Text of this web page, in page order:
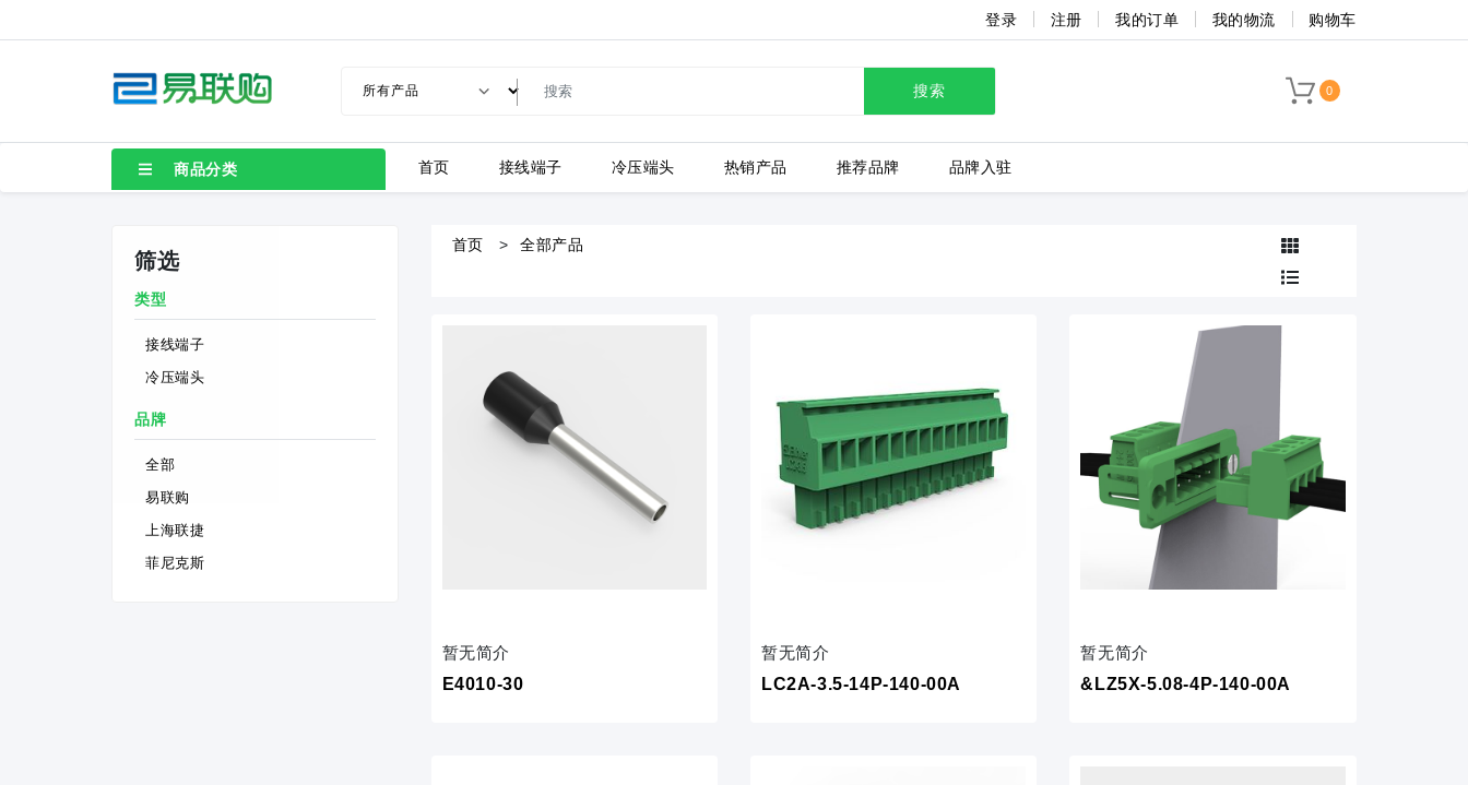
登录 注册 我的订单 我的物流 购物车
搜索 0
商品分类 首页 接线端子 冷压端头 热销产品 推荐品牌 品牌入驻
LC80-2.54-10P-130-00A
筛选
类型
接线端子
冷压端头
品牌
全部
易联购
上海联捷
菲尼克斯
首页 全部产品
暂无简介
E4010-30
暂无简介
LC2A-3.5-14P-140-00A
暂无简介
&LZ5X-5.08-4P-140-00A